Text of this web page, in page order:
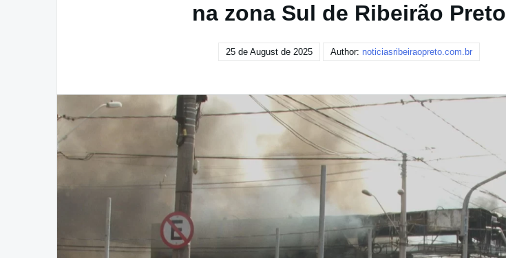
na zona Sul de Ribeirão Preto
25 de August de 2025 Author: noticiasribeiraopreto.com.br